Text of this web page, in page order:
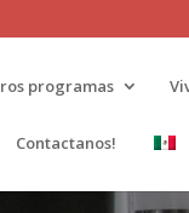
programas
Contactanos!